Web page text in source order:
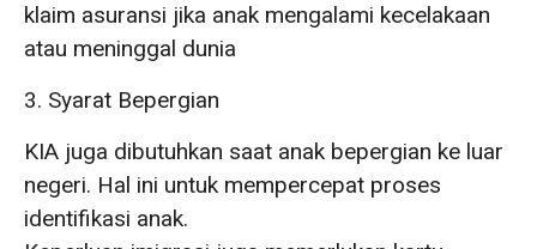
klaim asuransi jika anak mengalami kecelakaan
atau meninggal dunia
3. Syarat Bepergian
KIA juga dibutuhkan saat anak bepergian ke luar
negeri. Hal ini untuk mempercepat proses
identifikasi anak.